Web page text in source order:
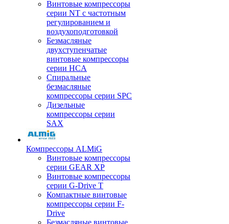
Винтовые компрессоры
серии NT с частотным
регулированием и
воздухоподготовкой
Безмасляные
двухступенчатые
винтовые компрессоры
серии HCA
Спиральные
безмасляные
компрессоры серии SPC
Дизельные
компрессоры серии
SAX
Компрессоры ALMiG
Винтовые компрессоры
серии GEAR XP
Винтовые компрессоры
серии G-Drive T
Компактные винтовые
компрессоры серии F-
Drive
Безмасляные винтовые